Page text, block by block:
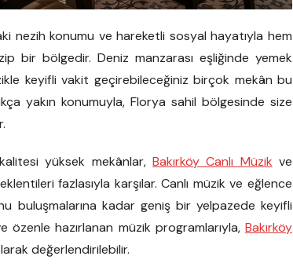
nezih konumu ve hareketli sosyal hayatıyla hem
bir bölgedir. Deniz manzarası eşliğinde yemek
keyifli vakit geçirebileceğiniz birçok mekân bu
yakın konumuyla, Florya sahil bölgesinde size
yüksek mekânlar,Bakırköy Canlı Müzik ve
fazlasıyla karşılar. Canlı müzik ve eğlence
buluşmalarına kadar geniş bir yelpazede keyifli
özenle hazırlanan müzik programlarıyla, Bakırköy
değerlendirilebilir.